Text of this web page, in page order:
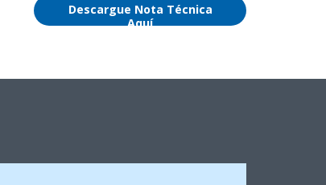
Descargue Nota Técnica
Aquí